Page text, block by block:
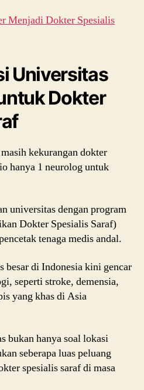
Menjadi Dokter Spesialis
Universitas
Dokter
kekurangan dokter
hanya 1 neurolog untuk
universitas dengan program
Dokter Spesialis Saraf)
tenaga medis andal.
besar di Indonesia kini gencar
seperti stroke, demensia,
yang khas di Asia
bukan hanya soal lokasi
seberapa luas peluang
spesialis saraf di masa